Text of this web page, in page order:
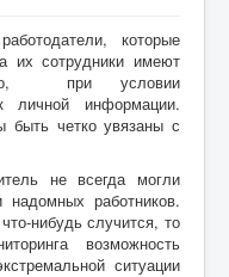
которые
их сотрудники имеют
при условии
личной информации.
быть четко увязаны с
не всегда могли
надомных работников.
нибудь случится, то
возможность
ситуации